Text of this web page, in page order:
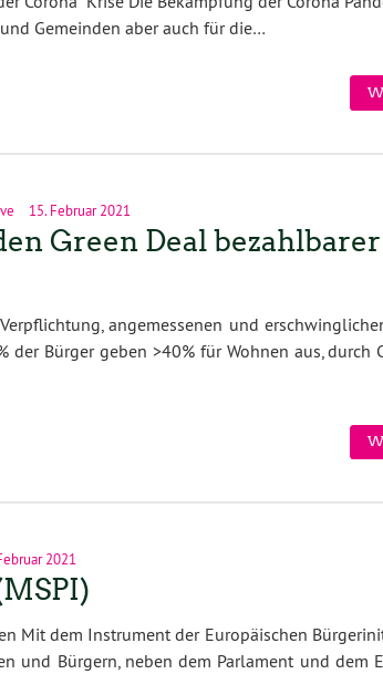
Gemeinden aber auch für die…
15. Februar 2021
Green Deal bezahlbarer
angemessenen und
Bürger geben >40% für Wohnen aus, durch
2021
Mit dem Instrument der Europäischen
und Bürgern, neben dem Parlament und dem